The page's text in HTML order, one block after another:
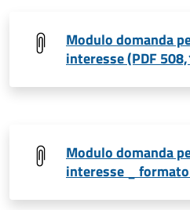
Modulo domanda
interesse (PDF
Modulo domanda
interesse _ formato